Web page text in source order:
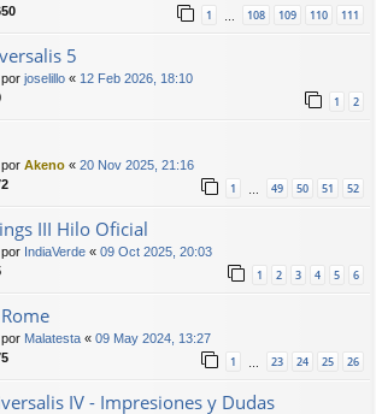
1 108 109 110 111
5
joselillo « 12 Feb 2026, 18:10
1 2
Akeno « 20 Nov 2025, 21:16
1 49 50 51 52
III Hilo Oficial
IndiaVerde « 09 Oct 2025, 20:03
1 2 3 4 5 6
Malatesta « 09 May 2024, 13:27
1 … 23 24 25 26
IV - Impresiones y Dudas